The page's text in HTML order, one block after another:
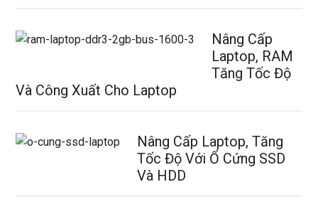
Nâng Cấp
Laptop, RAM
Tăng Tốc Độ
Và Công Xuất Cho Laptop
Nâng Cấp Laptop, Tăng
Tốc Độ Với Ổ Cứng SSD
Và HDD